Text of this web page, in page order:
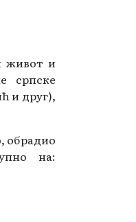
живот и
српске
и друг),
обрадио
на: